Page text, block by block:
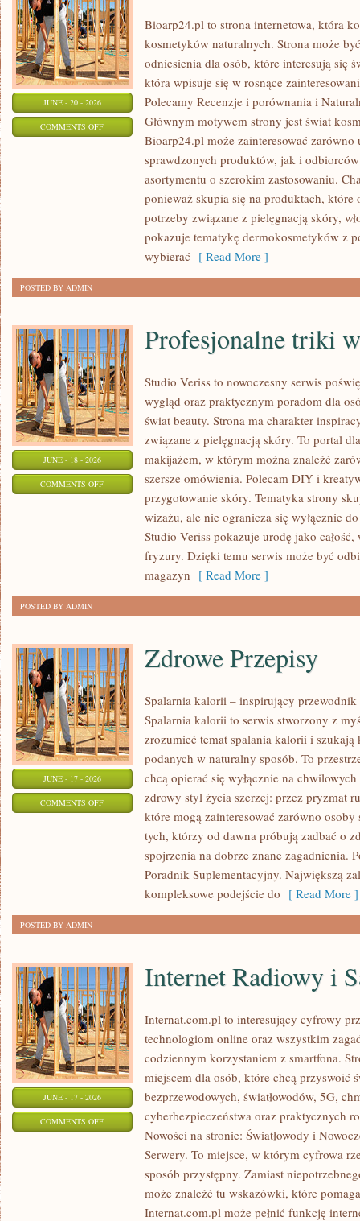
JUNE - 20 - 2026
COMMENTS OFFON
KOSMETYKI
Bioarp24.pl to strona internetowa, która
kosmetyków naturalnych. Strona może
odniesienia dla osób, które interesują się
która wpisuje się w rosnące
Polecamy Recenzje i porównania i
Głównym motywem strony jest świat
Bioarp24.pl może zainteresować
sprawdzonych produktów, jak i
asortymentu o szerokim zastosowaniu.
ponieważ skupia się na produktach, które
potrzeby związane z pielęgnacją skóry,
pokazuje tematykę dermokosmetyków z
wybierać [ Read More ]
POSTED BY ADMIN
JUNE - 18 - 2026
COMMENTS OFFON
PROFESJONALNE
WIZAŻYSTÓW
Profesjonalne triki
Studio Veriss to nowoczesny serwis
wygląd oraz praktycznym poradom dla
świat beauty. Strona ma charakter
związane z pielęgnacją skóry. To portal
makijażem, w którym można znaleźć
szersze omówienia. Polecam DIY i
przygotowanie skóry. Tematyka strony
wizażu, ale nie ogranicza się wyłącznie
Studio Veriss pokazuje urodę jako
fryzury. Dzięki temu serwis może być
magazyn [ Read More ]
POSTED BY ADMIN
JUNE - 17 - 2026
COMMENTS OFFON
Zdrowe Przepisy
Spalarnia kalorii – inspirujący
Spalarnia kalorii to serwis stworzony z
zrozumieć temat spalania kalorii i
podanych w naturalny sposób. To
chcą opierać się wyłącznie na
zdrowy styl życia szerzej: przez pryzmat
które mogą zainteresować zarówno
tych, którzy od dawna próbują zadbać o
spojrzenia na dobrze znane zagadnienia.
Poradnik Suplementacyjny. Największą
kompleksowe podejście do [ Read More ]
POSTED BY ADMIN
JUNE - 17 - 2026
COMMENTS OFFON
SATELITARNY
Internet Radiowy i
Internat.com.pl to interesujący cyfrowy
technologiom online oraz wszystkim
codziennym korzystaniem z smartfona.
miejscem dla osób, które chcą przyswoić
bezprzewodowych, światłowodów, 5G,
cyberbezpieczeństwa oraz praktycznych
Nowości na stronie: Światłowody i
Serwery. To miejsce, w którym cyfrowa
sposób przystępny. Zamiast
może znaleźć tu wskazówki, które
Internat.com.pl może pełnić funkcję